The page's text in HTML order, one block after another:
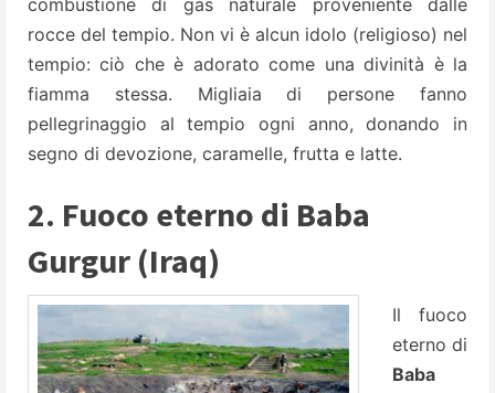
combustione di gas naturale proveniente dalle
rocce del tempio. Non vi è alcun idolo (religioso) nel
tempio: ciò che è adorato come una divinità è la
fiamma stessa. Migliaia di persone fanno
pellegrinaggio al tempio ogni anno, donando in
segno di devozione, caramelle, frutta e latte.
2. Fuoco eterno di Baba
Gurgur (Iraq)
Il fuoco
eterno di
Baba